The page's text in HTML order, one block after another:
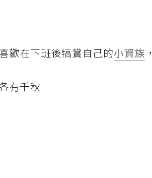
歡在下班後犒賞自己的小資族
有千秋